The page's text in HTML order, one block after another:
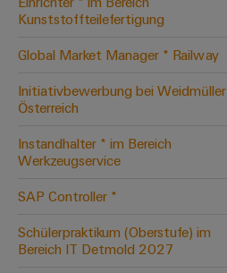
Modifizierte
und
bestückte
Kundenspezifische
Kabelkonfektionierung
Kunststoffteilefertigung
Global Market Manager * Railway
Initiativbewerbung bei Weidmüller
Österreich
Instandhalter * im Bereich
Werkzeugservice
SAP Controller *
Schülerpraktikum (Oberstufe) im
Bereich IT Detmold 2027